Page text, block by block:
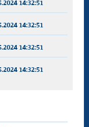
14:32:51
14:32:51
14:32:51
14:32:51